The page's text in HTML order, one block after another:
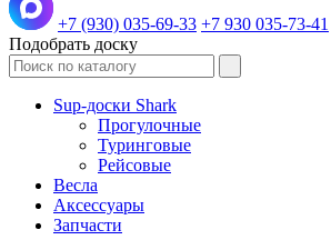
+7 (930) 035-69-33 +7 930 035-73-41
Подобрать доску
Sup-доски Shark
Прогулочные
Туринговые
Рейсовые
Весла
Аксессуары
Запчасти